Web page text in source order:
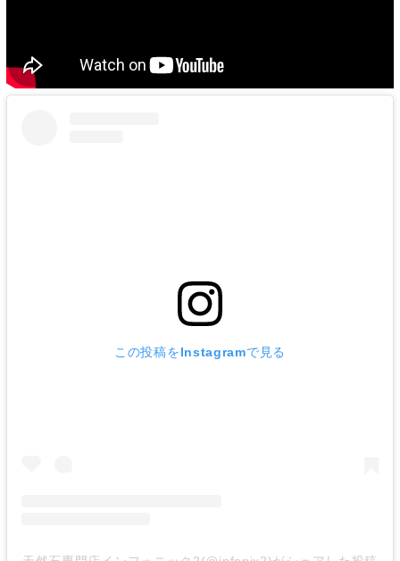
この投稿をInstagramで見る